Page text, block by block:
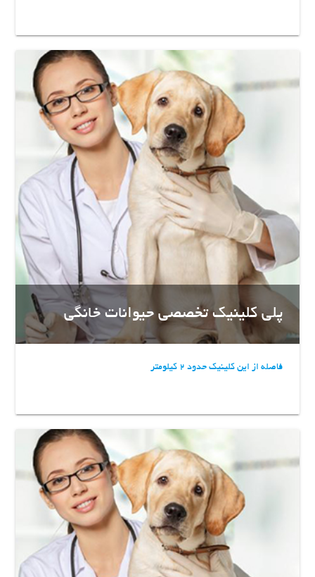
پلی کلینیک تخصصی حیوانات خانگی
فاصله از این کلینیک حدود 2 کیلومتر